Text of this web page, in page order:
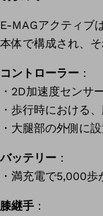
E-MAGアクティブ
本体で構成され、
コントローラー ：
・2D加速度センサ
・歩行時における
・大腿部の外側に
バッテリー ：
・満充電で5,000歩
膝継手 ：